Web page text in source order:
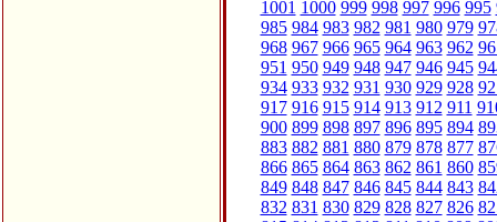
1001 1000 999 998 997 996 995
985 984 983 982 981 980 979
968 967 966 965 964 963 962
951 950 949 948 947 946 945
934 933 932 931 930 929 928
917 916 915 914 913 912 911
900 899 898 897 896 895 894
883 882 881 880 879 878 877
866 865 864 863 862 861 860
849 848 847 846 845 844 843
832 831 830 829 828 827 826